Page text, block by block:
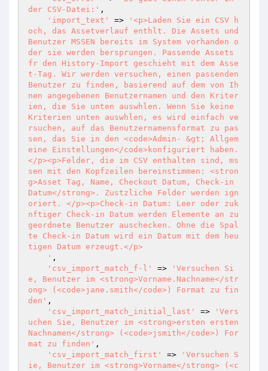
der CSV-Datei:' ,
'import_text'
=>
'<p>Laden Sie ein CSV h
och, das Assetverlauf enthlt. Die Assets und
Benutzer MSSEN bereits im System vorhanden o
der sie werden bersprungen. Passende Assets
fr den History-Import geschieht mit dem Asse
t-Tag. Wir werden versuchen, einen passenden
Benutzer zu finden, basierend auf dem von Ih
nen angegebenen Benutzernamen und den Kriter
ien, die Sie unten auswhlen. Wenn Sie keine
Kriterien unten auswhlen, es wird einfach ve
rsuchen, auf das Benutzernamensformat zu pas
sen, das Sie in den <code>Admin- &gt; Allgem
eine Einstellungen</code>konfiguriert haben.
</p><p>Felder, die im CSV enthalten sind, ms
sen mit den Kopfzeilen bereinstimmen: <stron
g>Asset Tag, Name, Checkout Datum, Check-in
Datum</strong>. Zustzliche Felder werden ign
oriert. </p><p>Check-in Datum: Leer oder zuk
nftiger Check-in Datum werden Elemente an zu
geordnete Benutzer auschecken. Ohne die Spal
te Check-in Datum wird ein Datum mit dem heu
tigen Datum erzeugt.</p>
    '
,
'csv_import_match_f-l'
=>
'Versuchen Si
e, Benutzer im <strong>Vorname.Nachname</str
ong> (<code>jane.smith</code>) Format zu fin
den' ,
'csv_import_match_initial_last'
=>
'Vers
uchen Sie, Benutzer im <strong>ersten ersten
Nachnamen</strong> (<code>jsmith</code>) For
mat zu finden' ,
'csv_import_match_first'
=>
'Versuchen S
ie, Benutzer im <strong>Vorname</strong> (<c